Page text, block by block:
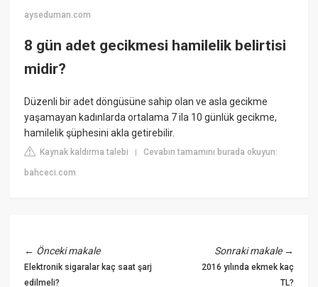
ayseduman.com
8 gün adet gecikmesi hamilelik belirtisi
midir?
Düzenli bir adet döngüsüne sahip olan ve asla gecikme
yaşamayan kadınlarda ortalama 7 ila 10 günlük gecikme,
hamilelik şüphesini akla getirebilir.
Kaynak kaldırma talebi |Cevabın tamamını burada okuyun:
bahceci.com
← Önceki makale
Elektronik sigaralar kaç saat şarj
edilmeli?
Sonraki makale→
2016 yılında ekmek kaç
TL?